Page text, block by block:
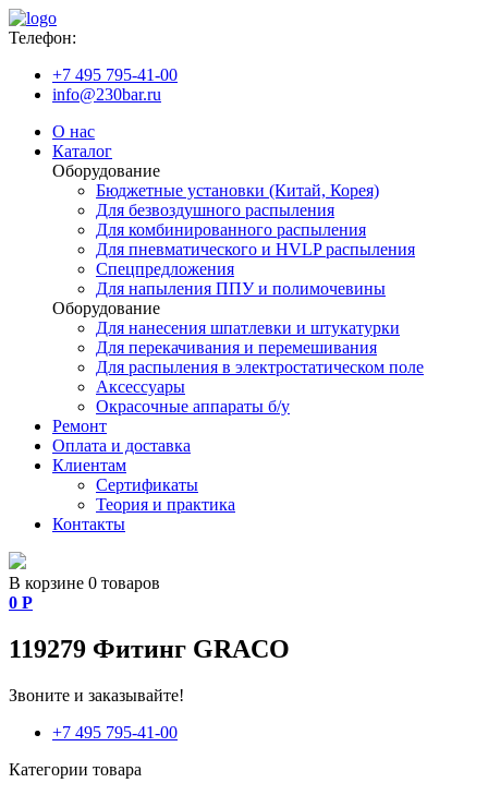
Телефон:
+7 495 795-41-00
info@230bar.ru
О нас
Каталог
Оборудование
Бюджетные установки (Китай, Корея)
Для безвоздушного распыления
Для комбинированного распыления
Для пневматического и HVLP распыления
Спецпредложения
Для напыления ППУ и полимочевины
Оборудование
Для нанесения шпатлевки и штукатурки
Для перекачивания и перемешивания
Для распыления в электростатическом поле
Аксессуары
Окрасочные аппараты б/у
Ремонт
Оплата и доставка
Клиентам
Сертификаты
Теория и практика
Контакты
В корзине 0 товаров
0 Р
119279 Фитинг GRACO
Звоните и заказывайте!
+7 495 795-41-00
Категории товара